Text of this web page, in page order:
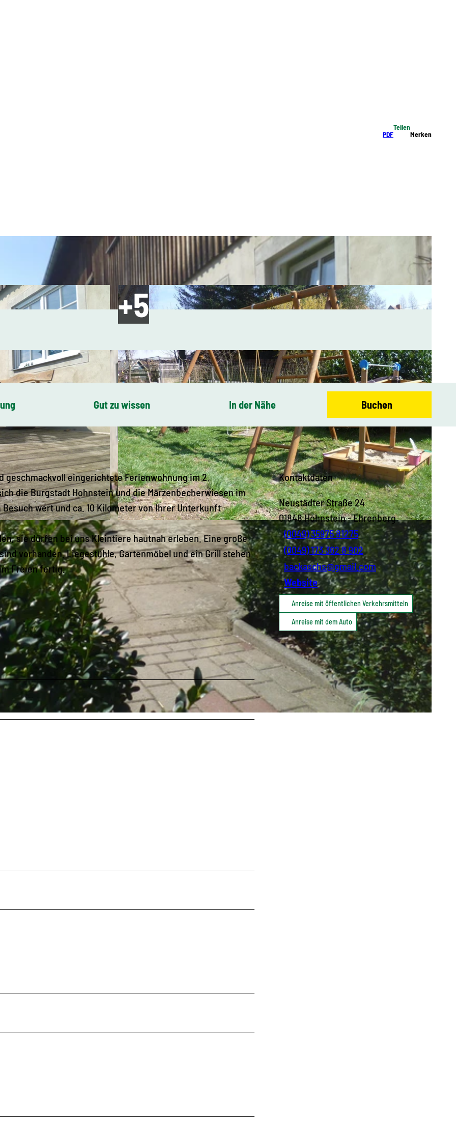
PDF
Teilen
Merken
© Silke Backasch |CC-BY-SA
Gut zu wissen In der Nähe Buchen
geschmackvoll eingerichtete Ferienwohnung im 2.
die Burgstadt Hohnstein und die Märzenbecherwiesen im
wert und ca. 10 Kilometer von Ihrer Unterkunft
sie dürfen bei uns Kleintiere hautnah erleben. Eine große
vorhanden. Liegestühle, Gartenmöbel und ein Grill stehen
Freien fertig.
Kontaktdaten
Neustädter Straße 24
01848Hohnstein- Ehrenberg
(0049) 35975 81275
(0049) 173 362 8 902
backaschs@gmail.com
Website
Anreise mit öffentlichen Verkehrsmitteln
Anreise mit dem Auto